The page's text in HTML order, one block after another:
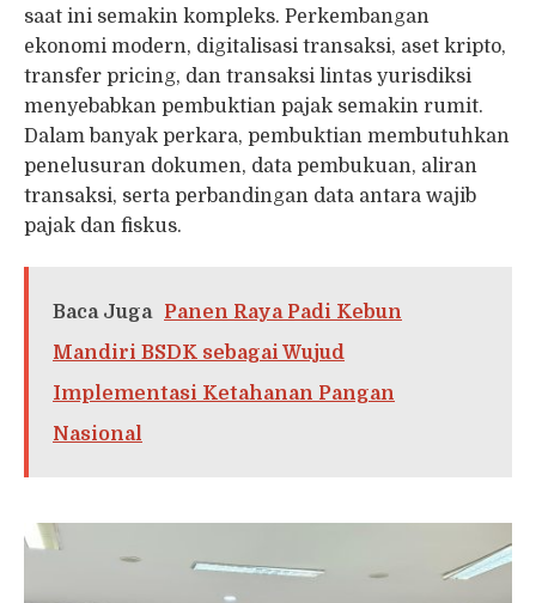
saat ini semakin kompleks. Perkembangan
ekonomi modern, digitalisasi transaksi, aset kripto,
transfer pricing, dan transaksi lintas yurisdiksi
menyebabkan pembuktian pajak semakin rumit.
Dalam banyak perkara, pembuktian membutuhkan
penelusuran dokumen, data pembukuan, aliran
transaksi, serta perbandingan data antara wajib
pajak dan fiskus.
Baca Juga
Panen Raya Padi Kebun
Mandiri BSDK sebagai Wujud
Implementasi Ketahanan Pangan
Nasional